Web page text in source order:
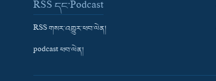
RSS དང་Podcast
RSS གསར་འགྱུར་ཕབ་ལེན།
podcast ཕབ་ལེན།